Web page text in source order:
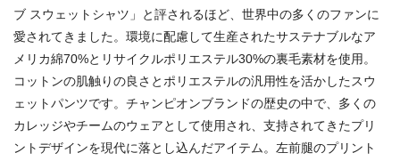
ブ スウェットシャツ」と評されるほど、世界中の多くのファンに
愛されてきました。環境に配慮して生産されたサステナブルなア
メリカ綿70%とリサイクルポリエステル30%の裏毛素材を使用。
コットンの肌触りの良さとポリエステルの汎用性を活かしたスウ
ェットパンツです。チャンピオンブランドの歴史の中で、多くの
カレッジやチームのウェアとして使用され、支持されてきたプリ
ントデザインを現代に落とし込んだアイテム。左前腿のプリント